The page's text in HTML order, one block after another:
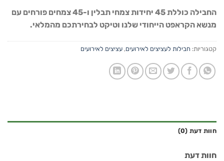
החבילה כוללת 45 יחידות צמחי תבלין ו-45 צמחים פורחים עם
מנשא הקראפט הייחודי שלנו וטיקט לבחירתכם מהמלאי.
קטגוריות: חבילות לעציצים לאירועים, עציצים לאירועים
חוות דעת (0)
חוות דעת